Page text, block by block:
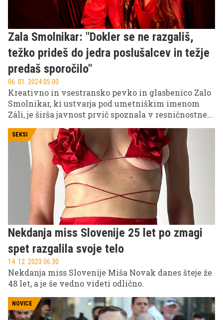
Zala Smolnikar: ''Dokler se ne razgališ,
težko prideš do jedra poslušalcev in težje
predaš sporočilo''
06. 01. 2024 05.00
Kreativno in vsestransko pevko in glasbenico Zalo
Smolnikar, ki ustvarja pod umetniškim imenom
Záli, je širša javnost prvič spoznala v resničnostnem
pevsko znanje danes že prenaša na mlajše
generacije, potem ko je sama svoj glas pilila pri
mami, ki je tako kot njen oče prav tako glasbenica
in učiteljica petja. Meni, da je vsak glasbenik v ta
poklic poklican z določenim namenom in vsak ima
neko svojo zgodbo, v kateri se lahko poslušalci
najdejo. Njena je še posebej zanimiva.
SEKSI
Nekdanja miss Slovenije 25 let po zmagi
spet razgalila svoje telo
14. 12. 2023 06.30
Nekdanja miss Slovenije Miša Novak danes šteje že
48 let, a je še vedno videti odlično.
NOVICE